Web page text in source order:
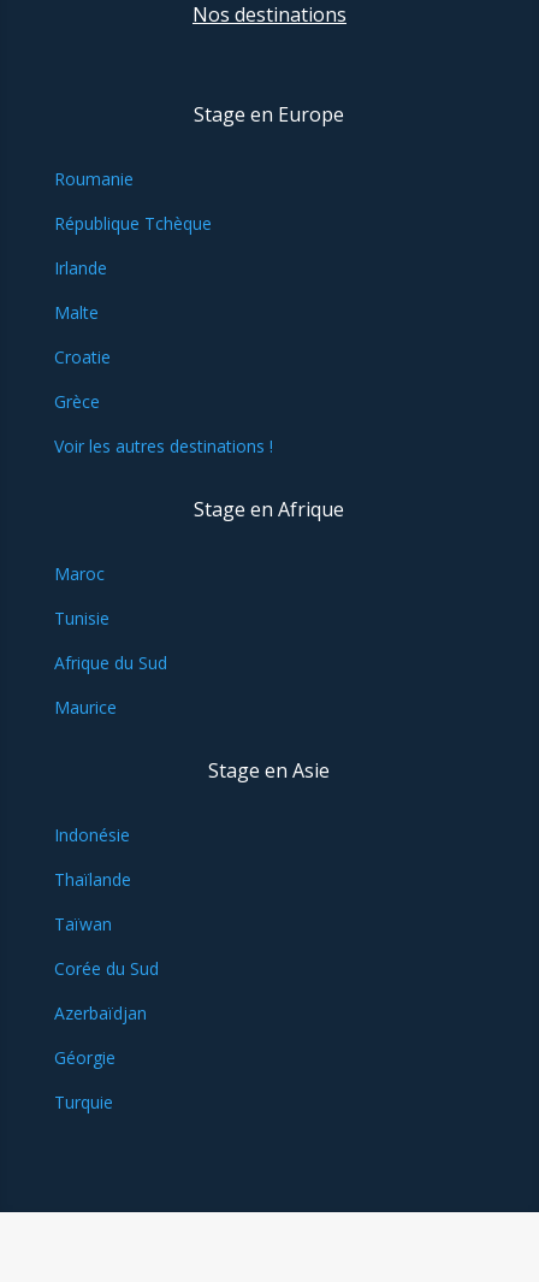
Nos destinations
Stage en Europe
Roumanie
République Tchèque
Irlande
Malte
Croatie
Grèce
Voir les autres destinations !
Stage en Afrique
Maroc
Tunisie
Afrique du Sud
Maurice
Stage en Asie
Indonésie
Thaïlande
Taïwan
Corée du Sud
Azerbaïdjan
Géorgie
Turquie